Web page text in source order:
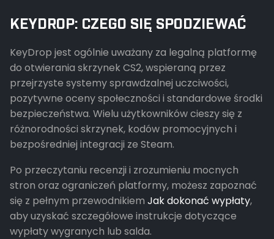
KEYDROP: CZEGO SIĘ SPODZIEWAĆ
KeyDrop jest ogólnie uważany za legalną platformę
do otwierania skrzynek CS2, wspieraną przez
przejrzyste systemy sprawdzalnej uczciwości,
pozytywne oceny społeczności i standardowe środki
bezpieczeństwa. Wielu użytkowników cieszy się z
różnorodności skrzynek, kodów promocyjnych i
bezpośredniej integracji ze Steam.
Po przeczytaniu recenzji i zrozumieniu mocnych
stron oraz ograniczeń platformy, możesz zapoznać
się z pełnym przewodnikiem Jak dokonać wypłaty,
aby uzyskać szczegółowe instrukcje dotyczące
wypłaty wygranych lub salda.